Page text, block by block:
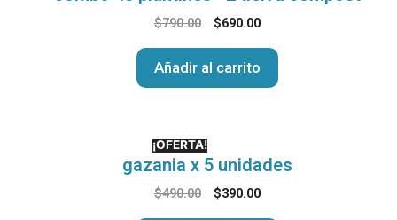
$790.00 $690.00
Añadir al carrito
¡OFERTA!
gazania x 5 unidades
$490.00 $390.00